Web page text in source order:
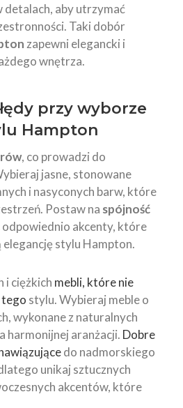
detalach, aby utrzymać
Taki dobór
zapewni elegancki i
wnętrza.
przy wyborze
Hampton
, co prowadzi do
jasne, stonowane
i nasyconych barw, które
Postaw na spójność
odpowiednio akcenty, które
stylu Hampton.
i ciężkich mebli, które nie
tego stylu. Wybieraj meble o
wykonane z naturalnych
harmonijnej aranżacji. Dobre
do nadmorskiego
unikaj sztucznych
akcentów, które